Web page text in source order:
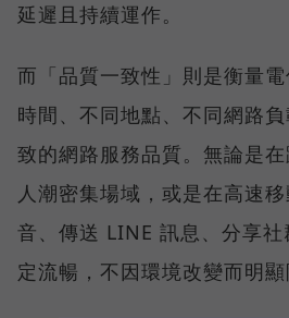
延遲且持續運作。
而「品質一致性」則是衡量
時間、不同地點、不同網路
致的網路服務品質。無論是
人潮密集場域，或是在高速
音、傳送 LINE 訊息、分享
定流暢，不因環境改變而明顯